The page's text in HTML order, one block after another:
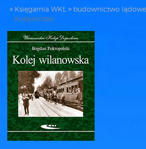
Księgarnia WKŁ
budownictwo
Kolejnictwo